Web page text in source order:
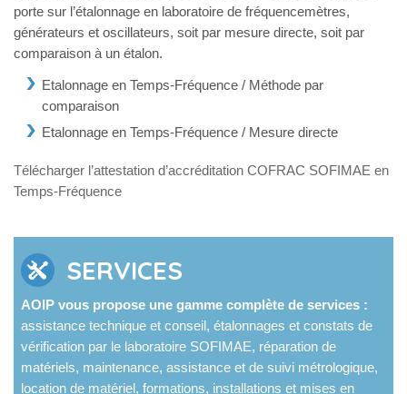
porte sur l’étalonnage en laboratoire de fréquencemètres,
générateurs et oscillateurs, soit par mesure directe, soit par
comparaison à un étalon.
Etalonnage en Temps-Fréquence / Méthode par
comparaison
Etalonnage en Temps-Fréquence / Mesure directe
Télécharger l’attestation d’accréditation COFRAC SOFIMAE en
Temps-Fréquence
SERVICES
AOIP vous propose une gamme complète de services :
assistance technique et conseil, étalonnages et constats de
vérification par le laboratoire SOFIMAE, réparation de
matériels, maintenance, assistance et de suivi métrologique,
location de matériel, formations, installations et mises en